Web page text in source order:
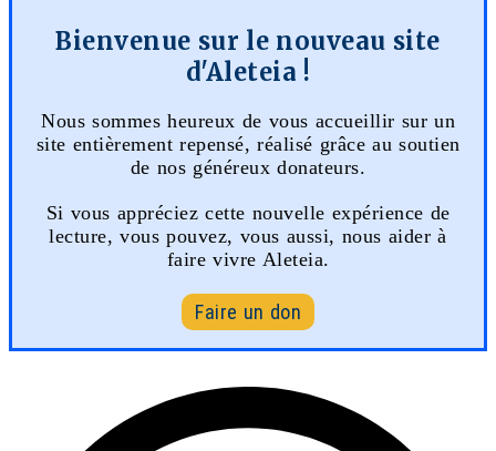
Bienvenue sur le nouveau site
d'Aleteia !
Nous sommes heureux de vous accueillir sur un
site entièrement repensé, réalisé grâce au soutien
de nos généreux donateurs.
Si vous appréciez cette nouvelle expérience de
lecture, vous pouvez, vous aussi, nous aider à
faire vivre Aleteia.
Faire un don